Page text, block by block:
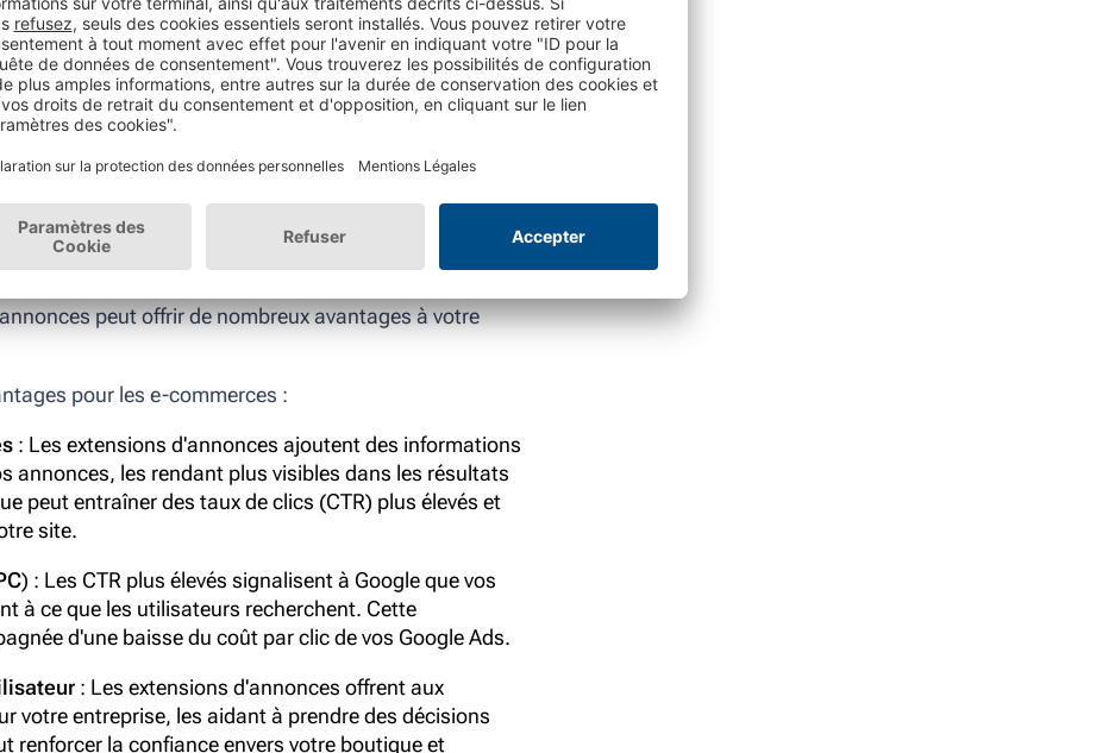
les
Ads pour
?
peut offrir de nombreux avantages à votre
pour les e-commerces :
: Les extensions d'annonces ajoutent des informations
annonces, les rendant plus visibles dans les résultats
peut entraîner des taux de clics (CTR) plus élevés et
site.
) : Les CTR plus élevés signalisent à Google que vos
à ce que les utilisateurs recherchent. Cette
d'une baisse du coût par clic de vos Google Ads.
: Les extensions d'annonces offrent aux
votre entreprise, les aidant à prendre des décisions
renforcer la confiance envers votre boutique et